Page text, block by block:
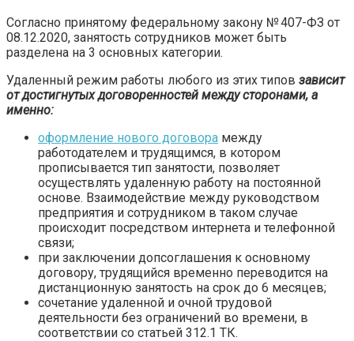
Согласно принятому федеральному закону № 407-ФЗ от
08.12.2020, занятость сотрудников может быть
разделена на 3 основных категории.
Удаленный режим работы любого из этих типов зависит
от достигнутых договоренностей между сторонами, а
именно:
оформление нового договора между
работодателем и трудящимся, в котором
прописывается тип занятости, позволяет
осуществлять удаленную работу на постоянной
основе. Взаимодействие между руководством
предприятия и сотрудником в таком случае
происходит посредством интернета и телефонной
связи;
при заключении допсоглашения к основному
договору, трудящийся временно переводится на
дистанционную занятость на срок до 6 месяцев;
сочетание удаленной и очной трудовой
деятельности без ограничений во времени, в
соответствии со статьей 312.1 ТК.